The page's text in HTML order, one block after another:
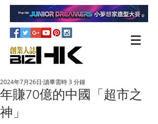
年賺70億的中國「超市之
神」
2024年7月26日 讀畢需時 3 分鐘